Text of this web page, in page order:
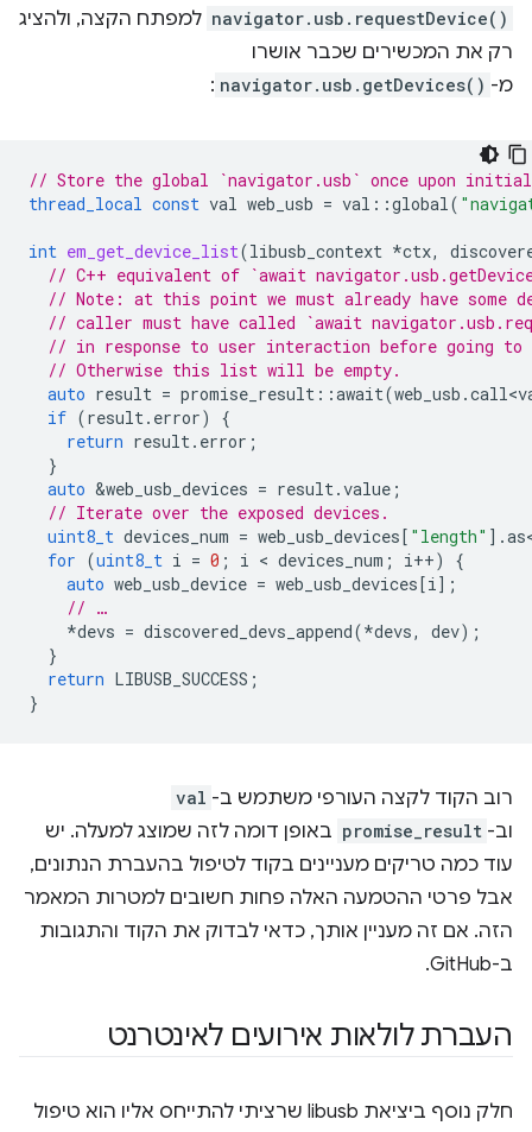
navigator.usb.requestDevice() למפתח הקצה, ולהציג
רק את המכשירים שכבר אושרו
מ- navigator.usb.getDevices()
:
// Store the global `navigator.usb` once upon
thread_local const val web_usb = val ::global(
int em_get_device_list(libusb_context *ctx,
// C++ equivalent of `await
// Note: at this point we must already have some
// caller must have called `await
// in response to user interaction before going to
// Otherwise this list will be empty.
auto result = promise_result ::await(web_usb .
if (result. error)
{
return result. error ;
}
auto &web_usb_devices = result.value ;
// Iterate over the exposed devices.
uint8_t devices_num = web_usb_devices [ "length" ].
for (uint8_t i = 0 ; i < devices_num ; i++)
{
auto web_usb_device = web_usb_devices [i];
// …
*devs = discovered_devs_append(*devs, dev);
}
return LIBUSB_SUCCESS ;
}
רוב הקוד לקצה העורפי משתמש ב- val
וב- promise_result באופן דומה לזה שמוצג למעלה. יש
עוד כמה טריקים מעניינים בקוד לטיפול בהעברת הנתונים,
אבל פרטי ההטמעה האלה פחות חשובים למטרות המאמר
הזה. אם זה מעניין אותך, כדאי לבדוק את הקוד והתגובות
ב-GitHub.
העברת לולאות אירועים לאינטרנט
חלק נוסף ביציאת libusb שרציתי להתייחס אליו הוא טיפול